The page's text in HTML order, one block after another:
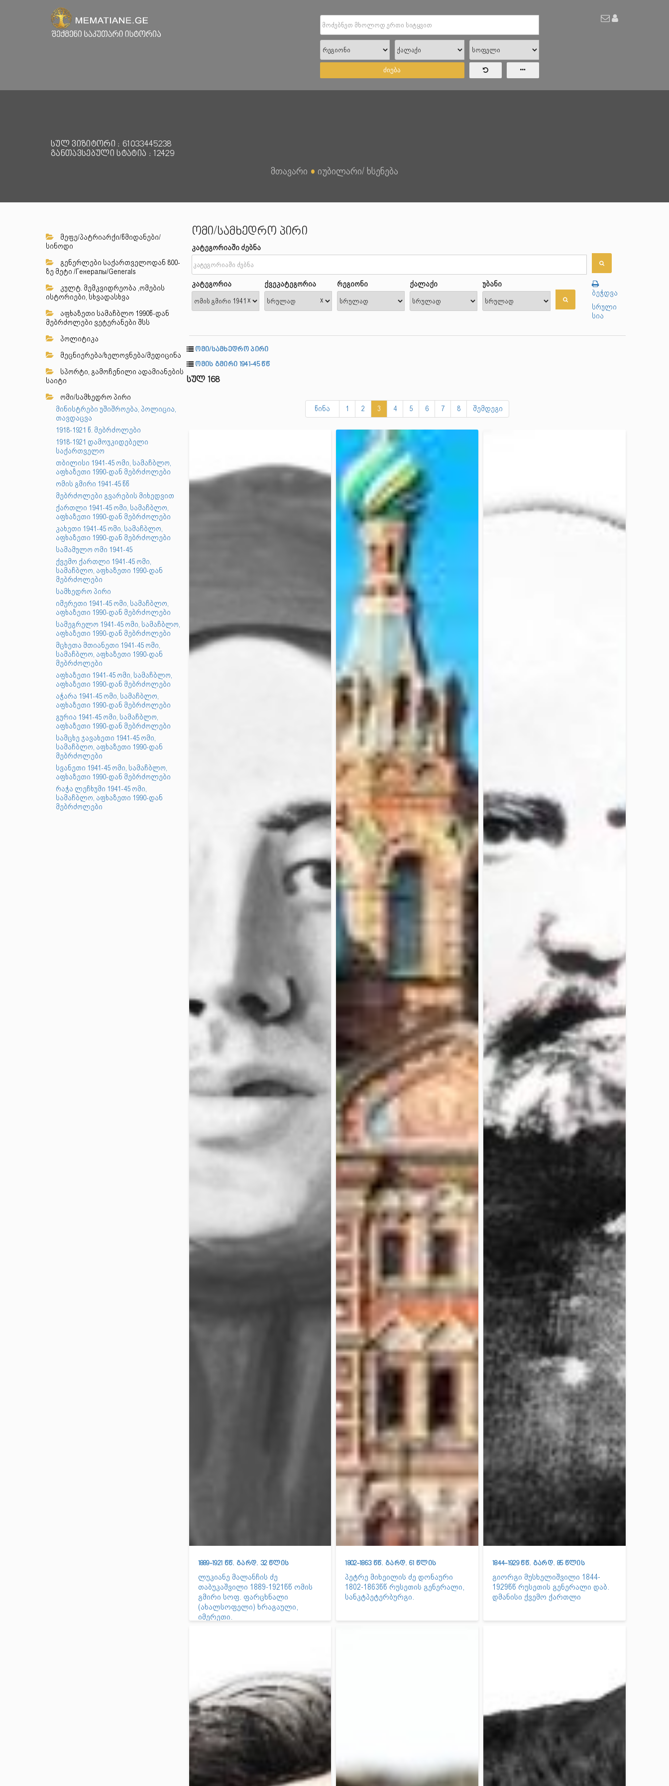
ძიება
სულ ვიზიტორი : 61033445238
განთავსებული სტატია : 12429
მთავარი ● იუბილარი/ ხსენება
მეფე/პატრიარქი/წმიდანები/
სინოდი
გენერლები საქართველოდან 800-
ზე მეტი /Генералы/Generals
კულტ. მემკვიდრეობა ,ომების
ისტორიები, სხვადასხვა
აფხაზეთი სამაჩბლო 1990წ-დან
მებრძოლები ვეტერანები შსს
პოლიტიკა
მეცნიერება/ხელოვნება/მედიცინა
სპორტი, გამოჩენილი ადამიანების
საიტი
ომი/სამხედრო პირი
მინისტრები უშიშროება, პოლიცია,
თავდაცვა
1918-1921 წ. მებრძოლები
1918-1921 დამოუკიდებელი
საქართველო
თბილისი 1941-45 ომი, სამაჩბლო,
აფხაზეთი 1990-დან მებრძოლები
ომის გმირი 1941-45 წწ
მებრძოლები გვარების მიხედვით
ქართლი 1941-45 ომი, სამაჩბლო,
აფხაზეთი 1990-დან მებრძოლები
კახეთი 1941-45 ომი, სამაჩბლო,
აფხაზეთი 1990-დან მებრძოლები
სამამულო ომი 1941-45
ქვემო ქართლი 1941-45 ომი,
სამაჩბლო, აფხაზეთი 1990-დან
მებრძოლები
სამხედრო პირი
იმერეთი 1941-45 ომი, სამაჩბლო,
აფხაზეთი 1990-დან მებრძოლები
სამეგრელო 1941-45 ომი, სამაჩბლო,
აფხაზეთი 1990-დან მებრძოლები
მცხეთა მთიანეთი 1941-45 ომი,
სამაჩბლო, აფხაზეთი 1990-დან
მებრძოლები
აფხაზეთი 1941-45 ომი, სამაჩბლო,
აფხაზეთი 1990-დან მებრძოლები
აჭარა 1941-45 ომი, სამაჩბლო,
აფხაზეთი 1990-დან მებრძოლები
გურია 1941-45 ომი, სამაჩბლო,
აფხაზეთი 1990-დან მებრძოლები
სამცხე ჯავახეთი 1941-45 ომი,
სამაჩბლო, აფხაზეთი 1990-დან
მებრძოლები
სვანეთი 1941-45 ომი, სამაჩბლო,
აფხაზეთი 1990-დან მებრძოლები
რაჭა ლეჩხუმი 1941-45 ომი,
სამაჩბლო, აფხაზეთი 1990-დან
მებრძოლები
ომი/სამხედრო პირი
კატეგორიაში ძებნა
კატეგორია
x
ქვეკატეგორია
x
რეგიონი ქალაქი
უბანი
ბეჭდვა
სრული
სია
ომი/სამხედრო პირი
ომის გმირი 1941-45 წწ
სულ 168
წინა 1 2 3 4 5 6 7 8 შემდეგი
1889-1921 წწ. გარდ. 32 წლის
ლუკიანე მალანჩის ძე
თაბუკაშვილი 1889-1921წწ ომის
გმირი სოფ. ფარცხნალი
(ახალსოფელი) ხრაგაული,
იმერეთი.
1802-1863 წწ. გარდ. 61 წლის
პეტრე მიხეილის ძე დონაური
1802-1863წწ რუსეთის გენერალი,
სანკტპეტერბურგი.
1844-1929 წწ. გარდ. 85 წლის
გიორგი მუსხელიშვილი 1844-
1929წწ რუსეთის გენერალი დაბ.
დმანისი ქვემო ქართლი